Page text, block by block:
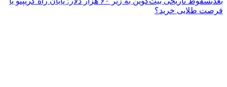
فرصت طلایی خرید؟